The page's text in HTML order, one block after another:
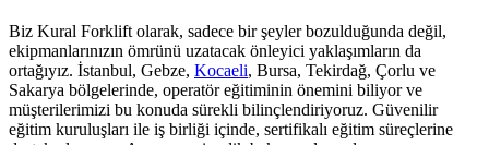
Biz Kural Forklift olarak, sadece bir şeyler bozulduğunda değil,
ekipmanlarınızın ömrünü uzatacak önleyici yaklaşımların da
ortağıyız. İstanbul, Gebze, Kocaeli, Bursa, Tekirdağ, Çorlu ve
Sakarya bölgelerinde, operatör eğitiminin önemini biliyor ve
müşterilerimizi bu konuda sürekli bilinçlendiriyoruz. Güvenilir
eğitim kuruluşları ile iş birliği içinde, sertifikalı eğitim süreçlerine